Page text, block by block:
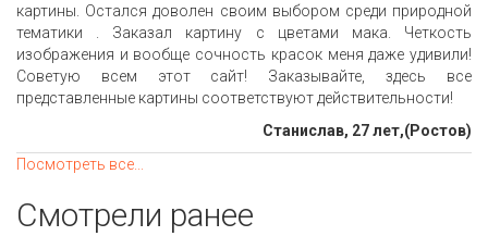
картины. Остался доволен своим выбором среди природной
тематики . Заказал картину с цветами мака. Четкость
изображения и вообще сочность красок меня даже удивили!
Советую всем этот сайт! Заказывайте, здесь все
представленные картины соответствуют действительности!
Станислав, 27 лет,(Ростов)
Посмотреть все...
Смотрели ранее